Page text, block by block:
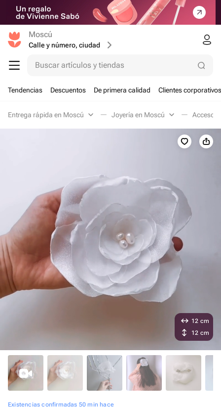
Moscú
Calle y número, ciudad
Buscar artículos y tiendas
Tendencias Descuentos De primera calidad Clientes corporativos
Entrega rápida en Moscú Joyería en Moscú
Existencias confirmadas 50 min hace
12 cm
12 cm